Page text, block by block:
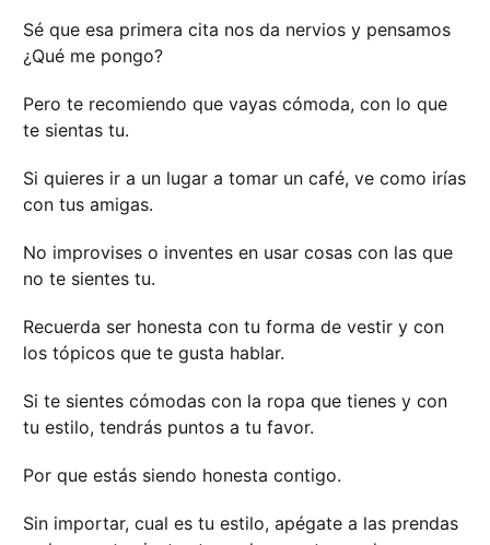
Sé que esa primera cita nos da nervios y pensamos
¿Qué me pongo?
Pero te recomiendo que vayas cómoda, con lo que
te sientas tu.
Si quieres ir a un lugar a tomar un café, ve como irías
con tus amigas.
No improvises o inventes en usar cosas con las que
no te sientes tu.
Recuerda ser honesta con tu forma de vestir y con
los tópicos que te gusta hablar.
Si te sientes cómodas con la ropa que tienes y con
tu estilo, tendrás puntos a tu favor.
Por que estás siendo honesta contigo.
Sin importar, cual es tu estilo, apégate a las prendas